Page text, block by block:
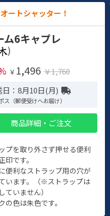
ートシャッター！
ム6キャプレ
)
￥ 1,496 ￥1,760
日：8月10日(月)
ス（郵便受けへお届け）
商品詳細・ご注文
プを取り外さず押せる便利
印です。
便利なストラップ用の穴が
います。（※ストラップは
ていません）
の色は朱色です。